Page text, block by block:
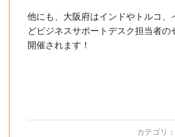
他にも、大阪府はインドやトルコ、
どビジネスサポートデスク担当者の
開催されます！
カテゴリ：